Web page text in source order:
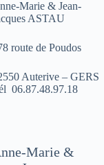
Marie & Jean-
ASTAU
route de Poudos
Auterive – GERS
06.87.48.97.18
Marie &